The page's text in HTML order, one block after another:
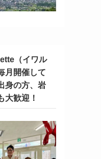
（イワル
月開催して
身の方、岩
大歓迎！